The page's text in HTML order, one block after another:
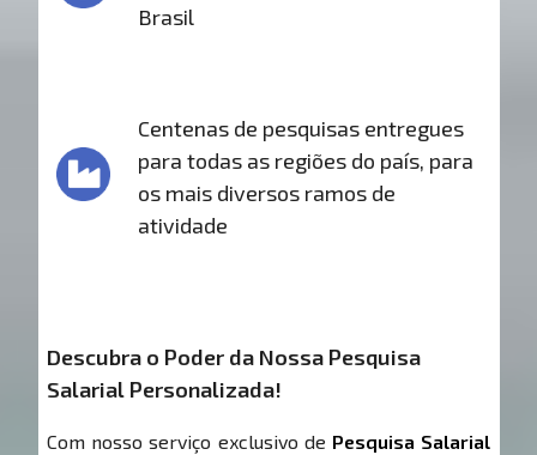
Brasil
Centenas de pesquisas entregues
para todas as regiões do país, para
os mais diversos ramos de
atividade
Descubra o Poder da Nossa Pesquisa
Salarial Personalizada!
Com nosso serviço exclusivo de Pesquisa Salarial